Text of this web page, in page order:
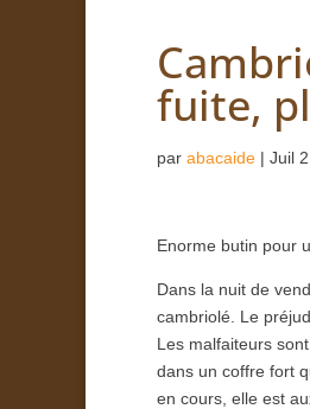
fuite,
par abacaide | Juil
Enorme butin pour
Dans la nuit de
cambriolé. Le
Les malfaiteurs
dans un coffre fort
en cours, elle est